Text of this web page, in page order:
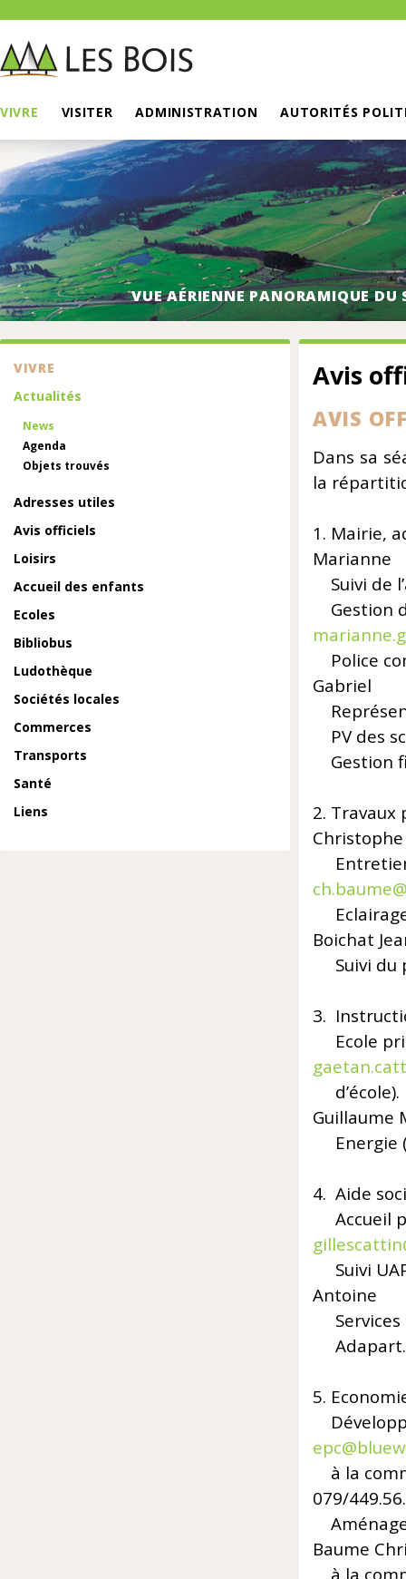
VIVRE VISITER ADMINISTRATION AUTORITÉS
VUE AÉRIENNE PANORAMIQUE DU
VIVRE
Actualités
News
Agenda
Objets trouvés
Adresses utiles
Avis officiels
Loisirs
Accueil des enfants
Ecoles
Bibliobus
Ludothèque
Sociétés locales
Commerces
Transports
Santé
Liens
Avis
AVIS
Dans sa
la
1.
Marianne
Suivi
Police
Gabriel
PV des
Gestion
2.
Christophe
Boichat
3.
Ecole
Guillaume
Energie
4.
Suivi
Antoine
Services
Adapart.
5.
à la
079/
Baume